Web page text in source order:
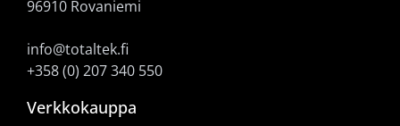
96910 Rovaniemi
info@totaltek.fi
+358 (0) 207 340 550
Verkkokauppa